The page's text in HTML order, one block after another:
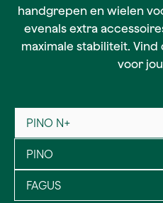
handgrepen en wielen
evenals extra
maximale stabiliteit.
voor
PINO N+
PINO
FAGUS